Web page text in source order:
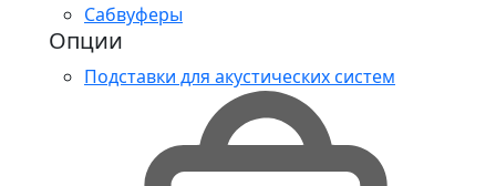
Сабвуферы
Опции
Подставки для акустических систем